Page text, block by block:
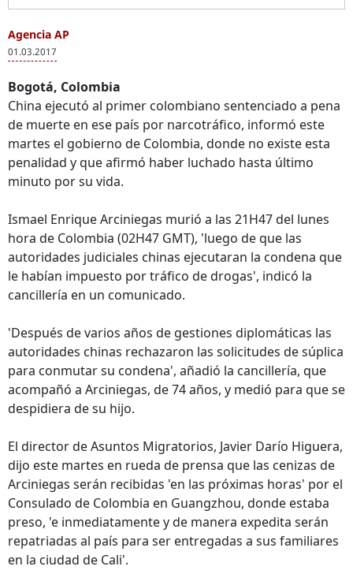
Agencia AP
01.03.2017
Bogotá, Colombia
China ejecutó al primer colombiano sentenciado a pena
de muerte en ese país por narcotráfico, informó este
martes el gobierno de Colombia, donde no existe esta
penalidad y que afirmó haber luchado hasta último
minuto por su vida.
Ismael Enrique Arciniegas murió a las 21H47 del lunes
hora de Colombia (02H47 GMT), 'luego de que las
autoridades judiciales chinas ejecutaran la condena que
le habían impuesto por tráfico de drogas', indicó la
cancillería en un comunicado.
'Después de varios años de gestiones diplomáticas las
autoridades chinas rechazaron las solicitudes de súplica
para conmutar su condena', añadió la cancillería, que
acompañó a Arciniegas, de 74 años, y medió para que se
despidiera de su hijo.
El director de Asuntos Migratorios, Javier Darío Higuera,
dijo este martes en rueda de prensa que las cenizas de
Arciniegas serán recibidas 'en las próximas horas' por el
Consulado de Colombia en Guangzhou, donde estaba
preso, 'e inmediatamente y de manera expedita serán
repatriadas al país para ser entregadas a sus familiares
en la ciudad de Cali'.